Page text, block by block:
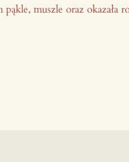
muszle oraz okazała